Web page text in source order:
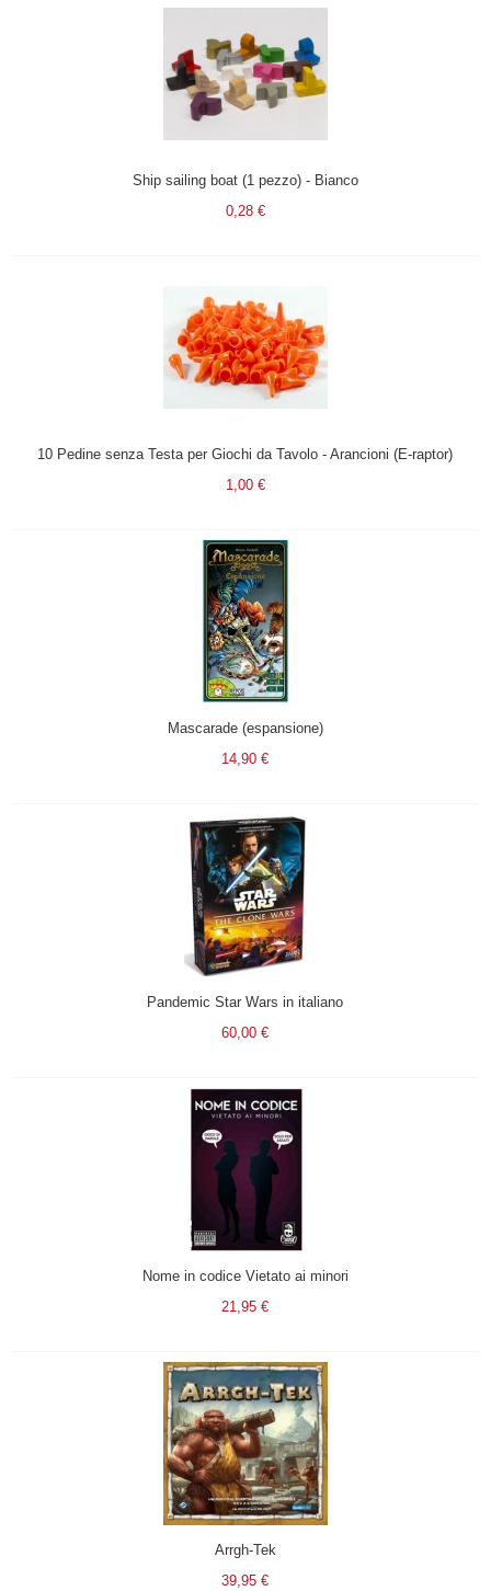
Ship sailing boat (1 pezzo) - Bianco
0,28 €
10 Pedine senza Testa per Giochi da Tavolo - Arancioni (E-raptor)
1,00 €
Mascarade (espansione)
14,90 €
Pandemic Star Wars in italiano
60,00 €
Nome in codice Vietato ai minori
21,95 €
Arrgh-Tek
39,95 €